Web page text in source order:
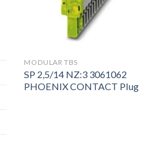
MODULAR TBS
SP 2,5/14 NZ:3 3061062
PHOENIX CONTACT Plug